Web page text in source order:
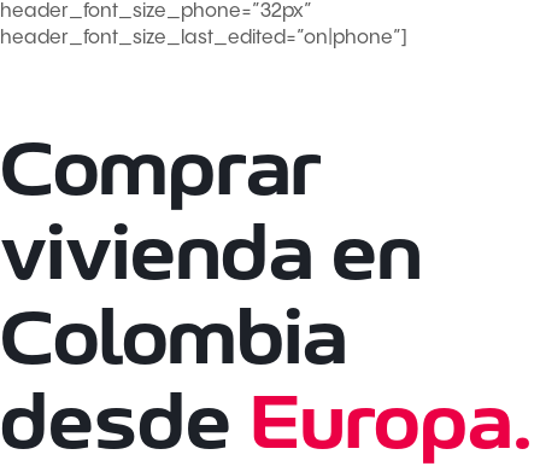
header_font_size_phone=”32px”
header_font_size_last_edited=”on|phone”]
Comprar
vivienda en
Colombia
desde Europa.